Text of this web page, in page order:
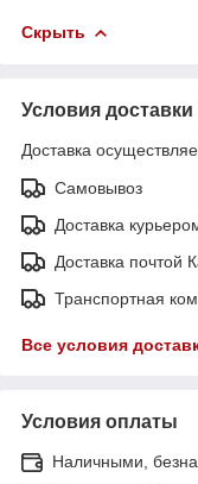
Скрыть
Условия доставки
Доставка
Самовывоз
Доставка
Доставка почтой
Транспортная
Все условия
Условия оплаты
Наличными,